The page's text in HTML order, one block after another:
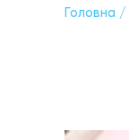
Головна /